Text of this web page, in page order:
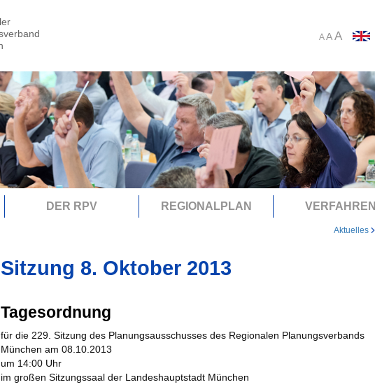
A AA
DER RPV REGIONALPLAN VERFAHREN
Aktuelles
Sitzung 8. Oktober 2013
Tagesordnung
für die 229. Sitzung des Planungsausschusses des Regionalen Planungsverbands
München am 08.10.2013
um 14:00 Uhr
im großen Sitzungssaal der Landeshauptstadt München